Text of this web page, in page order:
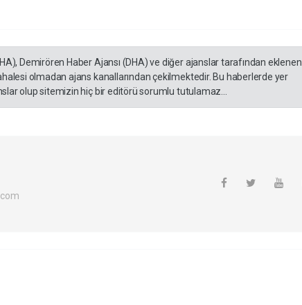
Demirören Haber Ajansı (DHA) ve diğer ajanslar tarafından eklenen
olmadan ajans kanallarından çekilmektedir. Bu haberlerde yer
olup sitemizin hiç bir editörü sorumlu tutulamaz...